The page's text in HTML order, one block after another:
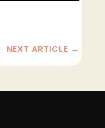
NEXT ARTICLE →